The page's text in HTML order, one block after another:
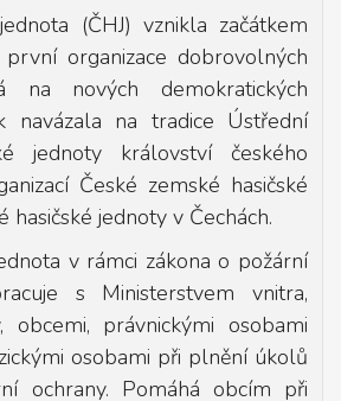
(ČHJ) vznikla začátkem
organizace dobrovolných
na nových demokratických
navázala na tradice Ústřední
jednoty království českého
České zemské hasičské
hasičské jednoty v Čechách.
v rámci zákona o požární
s Ministerstvem vnitra,
obcemi, právnickými osobami
osobami při plnění úkolů
ochrany. Pomáhá obcím při